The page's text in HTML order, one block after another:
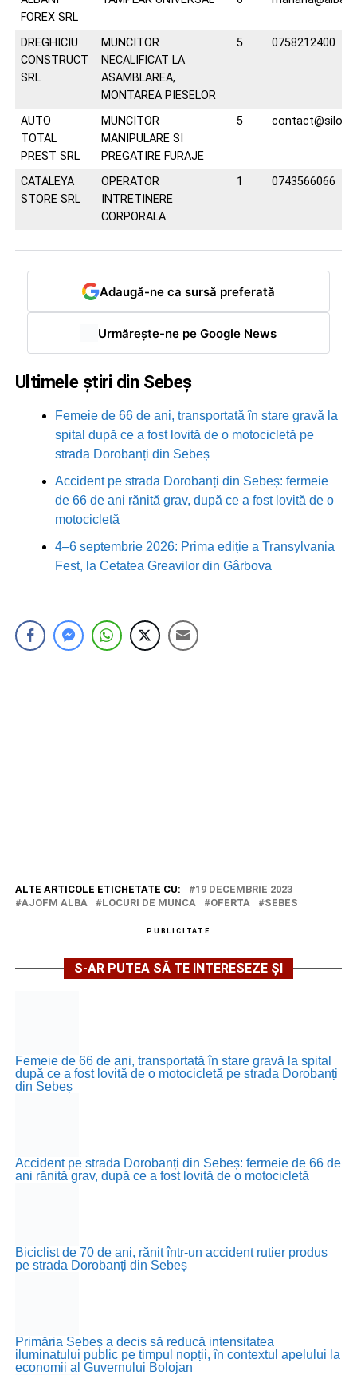
FOREX SRL
DREGHICIU
CONSTRUCT
SRL
MUNCITOR
NECALIFICAT LA
ASAMBLAREA,
MONTAREA PIESELOR
5 0758212400
AUTO
TOTAL
PREST SRL
MUNCITOR
MANIPULARE SI
PREGATIRE FURAJE
5
CATALEYA
STORE SRL
OPERATOR
INTRETINERE
CORPORALA
1 0743566066
Adaugă-ne ca sursă preferată
Urmărește-ne pe Google News
Ultimele știri din Sebeș
Femeie de 66 de ani, transportată în stare gravă la
spital după ce a fost lovită de o motocicletă pe
strada Dorobanți din Sebeș
Accident pe strada Dorobanți din Sebeș: fermeie
de 66 de ani rănită grav, după ce a fost lovită de o
motocicletă
4–6 septembrie 2026: Prima ediție a Transylvania
Fest, la Cetatea Greavilor din Gârbova
ALTE ARTICOLE ETICHETATE CU:
19 DECEMBRIE 2023
AJOFM ALBA
LOCURI DE MUNCA OFERTA SEBES
PUBLICITATE
S-AR PUTEA SĂ TE INTERESEZE ȘI
Femeie de 66 de ani, transportată în stare gravă la spital
după ce a fost lovită de o motocicletă pe strada Dorobanți
din Sebeș
Accident pe strada Dorobanți din Sebeș: fermeie de 66 de
ani rănită grav, după ce a fost lovită de o motocicletă
Biciclist de 70 de ani, rănit într-un accident rutier produs
pe strada Dorobanți din Sebeș
Primăria Sebeș a decis să reducă intensitatea
iluminatului public pe timpul nopții, în contextul apelului la
economii al Guvernului Bolojan